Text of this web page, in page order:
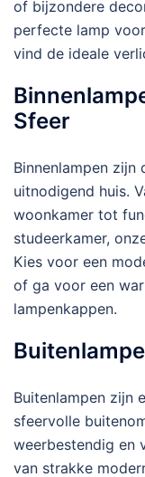
of bijzondere
perfecte lamp
vind de ideale
Sfeer
Binnenlampen
uitnodigend huis.
woonkamer tot
studeerkamer,
Kies voor een
of ga voor een
lampenkappen.
Buitenlampen zijn
sfeervolle
weerbestendig en
van strakke